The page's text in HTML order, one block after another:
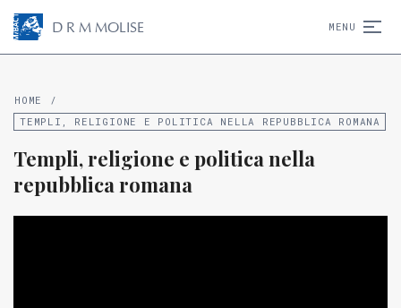
D R M MOLISE MENU
HOME
/
TEMPLI, RELIGIONE E POLITICA NELLA REPUBBLICA ROMANA
Templi, religione e politica nella
repubblica romana